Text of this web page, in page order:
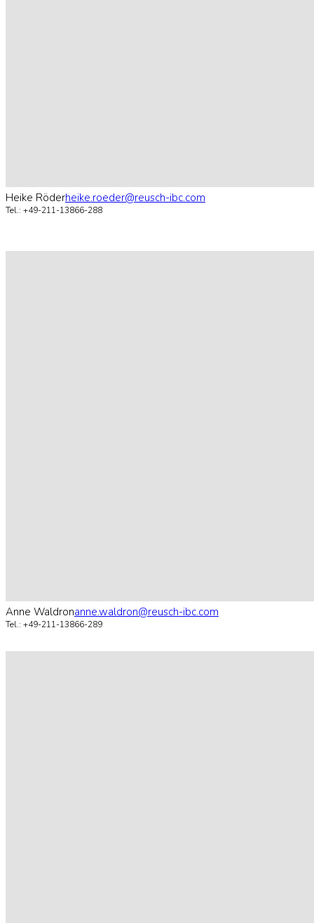
Heike Röderheike.roeder@reusch-ibc.com
Tel.: +49-211-13866-288
Anne Waldronanne.waldron@reusch-ibc.com
Tel.: +49-211-13866-289